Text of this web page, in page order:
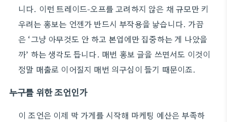
니다. 이런 트레이드-오프를 고려하지 않은 채 규모만 키
우려는 홍보는 언젠가 반드시 부작용을 낳습니다. 가끔
은 ‘그냥 아무것도 안 하고 본업에만 집중하는 게 나았을
까’ 하는 생각도 듭니다. 매번 홍보 글을 쓰면서도 이것이
정말 매출로 이어질지 매번 의구심이 들기 때문이죠.
누구를 위한 조언인가
이 조언은 이제 막 가게를 시작해 마케팅 예산은 부족하